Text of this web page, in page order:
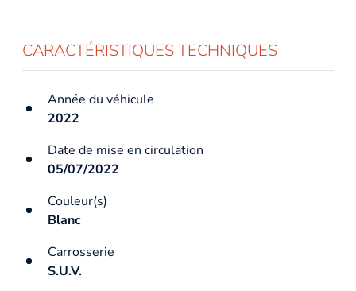
CARACTÉRISTIQUES TECHNIQUES
Année du véhicule
2022
Date de mise en circulation
05/07/2022
Couleur(s)
Blanc
Carrosserie
S.U.V.